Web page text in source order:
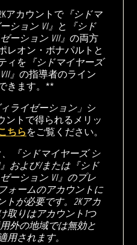
アカウントで『シドマ
ション VI』 と
『シド
ーション VII』 の両方
レオン・ボナパルトと
ィを 『シドマイヤーズ
』 の指導者のライン
きます。**
ライゼーション」 シ
ントで得られるメリッ
ちらをご覧ください。
『シドマイヤーズ シ
および/または『シド
ーション VI』のプレ
ォームのアカウントに
トが必要です。2Kアカ
取りはアカウント1つ
外の地域では無効と
用されます。